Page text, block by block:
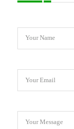
Your Name
Your Email
Your Message